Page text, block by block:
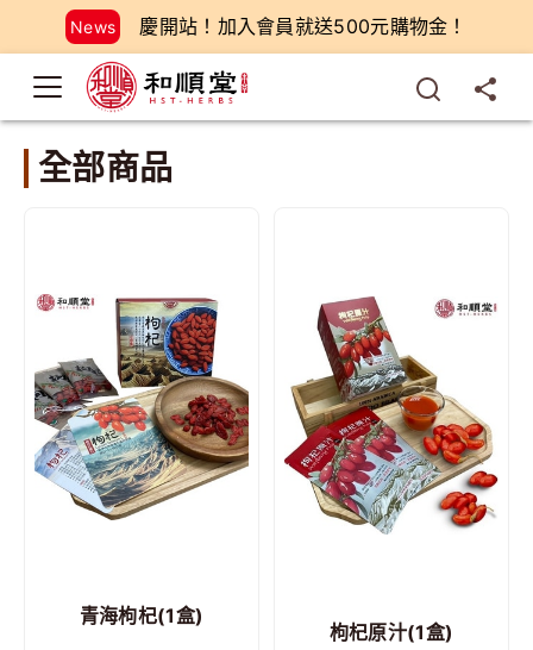
News 慶開站！加入會員就送500元購物金！
全部商品
青海枸杞(1盒)
枸杞原汁(1盒)